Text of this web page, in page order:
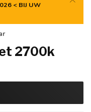
< BIJ UW
2700k